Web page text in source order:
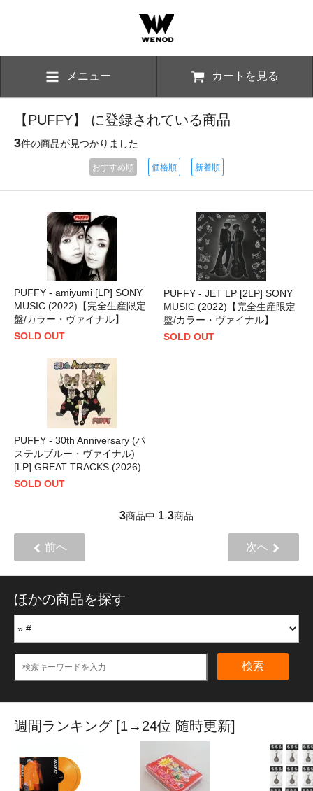
メニュー カートを見る
【PUFFY】 に登録されている商品
3件の商品が見つかりました
おすすめ順 価格順 新着順
PUFFY - amiyumi [LP] SONY
MUSIC (2022)【完全生産限定
盤/カラー・ヴァイナル】
SOLD OUT
PUFFY - JET LP [2LP] SONY
MUSIC (2022)【完全生産限定
盤/カラー・ヴァイナル】
SOLD OUT
PUFFY - 30th Anniversary (パ
ステルブルー・ヴァイナル)
[LP] GREAT TRACKS (2026)
SOLD OUT
3商品中 1-3商品
前へ 次へ
ほかの商品を探す
検索
週間ランキング [1→24位 随時更新]